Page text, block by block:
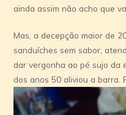
ainda assim não acho que
Mas, a decepção maior de
sanduíches sem sabor,
dar vergonha ao pé sujo da
dos anos 50 aliviou a barra.